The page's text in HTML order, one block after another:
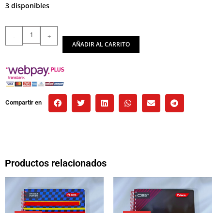
3 disponibles
- +
AÑADIR AL CARRITO
Compartir en
Productos relacionados